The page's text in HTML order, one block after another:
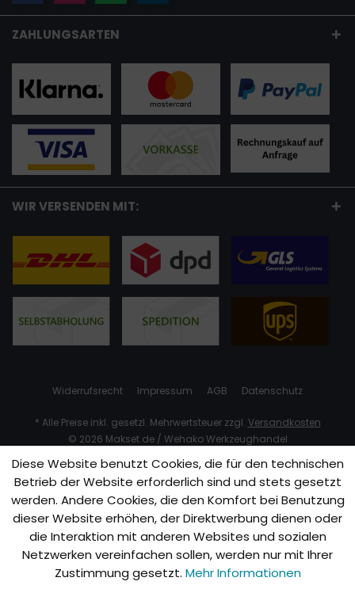
ZAHLUNGSARTEN
WIR VERSENDEN MIT:
Widerrufsrecht Impressum AGB Datenschutz
* Alle Preise inkl. gesetzl. Mehrwertsteuer zzgl. Versandkosten
© 2026 Makset.de / Wehako Werkzeughandel
Diese Website benutzt Cookies, die für den technischen
Betrieb der Website erforderlich sind und stets gesetzt
werden. Andere Cookies, die den Komfort bei Benutzung
dieser Website erhöhen, der Direktwerbung dienen oder
die Interaktion mit anderen Websites und sozialen
Netzwerken vereinfachen sollen, werden nur mit Ihrer
Zustimmung gesetzt. Mehr Informationen